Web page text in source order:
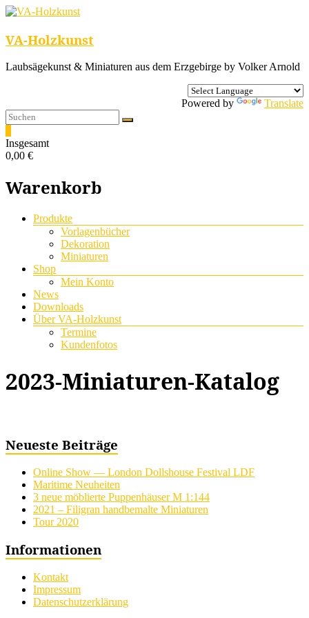
VA-Holzkunst
Laubsägekunst & Miniaturen aus dem Erzgebirge by Volker Arnold
Powered by Translate
Insgesamt
0,00 €
Warenkorb
Menü
Produkte
Vorlagenbücher
Dekoration
Miniaturen
Shop
Mein Konto
News
Downloads
Über VA-Holzkunst
Termine
Kundenfotos
2023-Miniaturen-Katalog
Neueste Beiträge
Online Show — London Dollshouse Festival LDF
Maritime Neuheiten
3 neue möblierte Puppenhäuser M 1:144
2021 – Filigran handbemalte Miniaturen
Tour 2020
Informationen
Kontakt
Impressum
Datenschutzerklärung